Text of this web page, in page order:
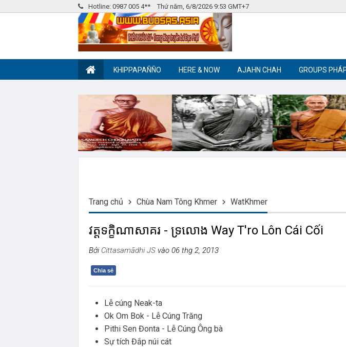
Hotline: 0987 005 4** Thứ năm, 6/8/2026 9:53 GMT+7
Thiền
KHIPPAPAÑÑO HERE & NOW AJAHN CHAH GROUPS
Trang chủ Chùa Nam Tông Khmer WatKhmer
វត្តទក្ខិណាសាគរ - ទ្រលោង Way T'ro Lôn Cái Cối
Bởi Cittasamādhi JS vào 06 thg 2, 2013
Chia sẻ
Lễ cúng Neak-ta
Ok Om Bok - Lễ Cúng Trăng
Pithi Sen Đonta - Lễ Cúng Ông bà
Sự tích Đắp núi cát